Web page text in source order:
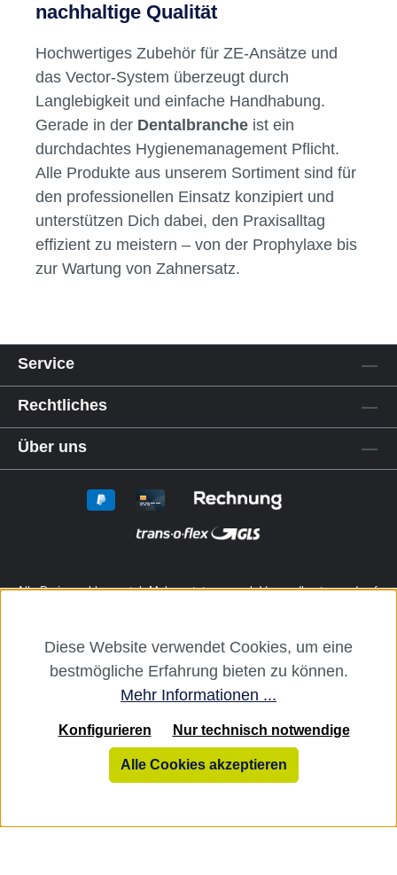
nachhaltige Qualität
Hochwertiges Zubehör für ZE-Ansätze und
das Vector-System überzeugt durch
Langlebigkeit und einfache Handhabung.
Gerade in der Dentalbranche ist ein
durchdachtes Hygienemanagement Pflicht.
Alle Produkte aus unserem Sortiment sind für
den professionellen Einsatz konzipiert und
unterstützen Dich dabei, den Praxisalltag
effizient zu meistern – von der Prophylaxe bis
zur Wartung von Zahnersatz.
Service
Rechtliches
Über uns
Alle Preise exkl. gesetzl. Mehrwertsteuer zzgl.Versandkostenund ggf.
Die dentalkiosk.de Onlinehandelsplattform richtet sich ausschließlich
an Zahnarztpraxen und zahntechnische Labore. Ein Verkauf an
Verbraucher, Privatpersonen oder Drittanbieter i. S. v. § 13 BGB sowie
an branchenfremde Unternehmen ist ausgeschlossen.
dentalkiosk.de
Diese Website verwendet Cookies, um eine
bestmögliche Erfahrung bieten zu können.
Mehr Informationen ...
Nur technisch notwendige
Konfigurieren
Alle Cookies akzeptieren